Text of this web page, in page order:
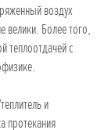
воздух
велики. Более того,
теплоотдачей с
и
протекания